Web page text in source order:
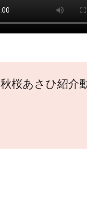
秋桜あさひ紹介